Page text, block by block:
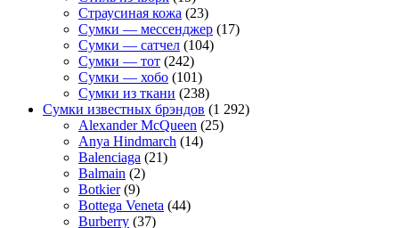
Страусиная кожа (23)
Сумки — мессенджер (17)
Сумки — сатчел (104)
Сумки — тот (242)
Сумки — хобо (101)
Сумки из ткани (238)
Сумки известных брэндов (1 292)
Alexander McQueen (25)
Anya Hindmarch (14)
Balenciaga (21)
Balmain (2)
Botkier(9)
Bottega Veneta (44)
Burberry (37)